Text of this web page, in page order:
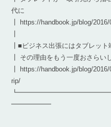
代に
┃ https://handbook.jp/blog/
┃■ビジネス出張にはタブレット
┃ その理由をもう一度おさらい
┃ https://handbook.jp/blog/
rip/
━━━━━━